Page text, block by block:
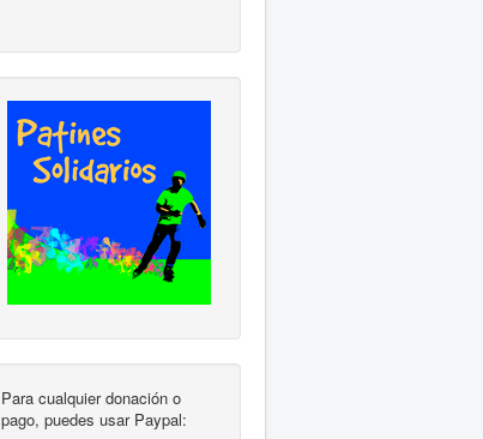
Para cualquier donación o
pago, puedes usar Paypal: